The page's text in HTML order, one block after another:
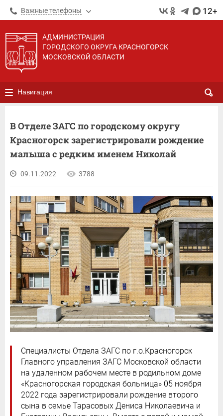
Важные телефоны 12+
АДМИНИСТРАЦИЯ
ГОРОДСКОГО ОКРУГА КРАСНОГОРСК
МОСКОВСКОЙ ОБЛАСТИ
Навигация
В Отделе ЗАГС по городскому округу
Красногорск зарегистрировали рождение
малыша с редким именем Николай
09.11.2022 3788
Специалисты Отдела ЗАГС по г.о.Красногорск
Главного управления ЗАГС Московской области
на удаленном рабочем месте в родильном доме
«Красногорская городская больница» 05 ноября
2022 года зарегистрировали рождение второго
сына в семье Тарасовых Дениса Николаевича и